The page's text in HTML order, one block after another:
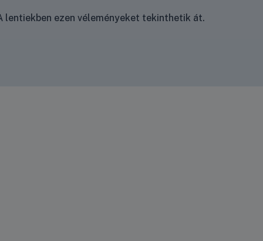
lentiekben ezen véleményeket tekinthetik át.